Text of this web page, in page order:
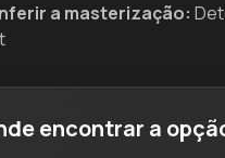
a masterização:
encontrar a